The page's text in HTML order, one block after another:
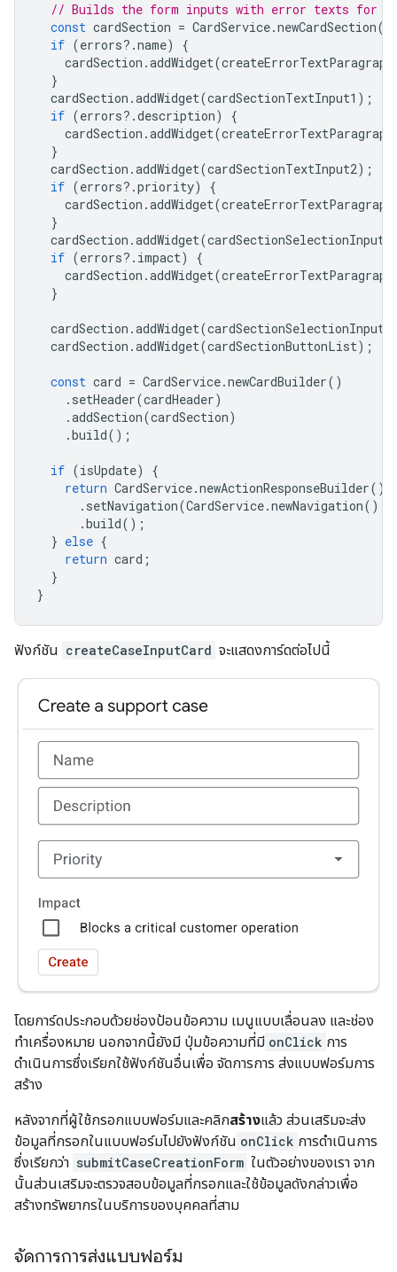
// Builds the form inputs with error texts for
const cardSection = CardService.newCardSection
if (errors? .name)
{
cardSection .addWidget(createErrorTextParagraph
}
cardSection .addWidget(cardSectionTextInput1 );
if (errors? .description)
{
cardSection .addWidget(createErrorTextParagraph
}
cardSection .addWidget(cardSectionTextInput2);
if (errors? .priority)
{
cardSection .addWidget(createErrorTextParagraph
}
cardSection .addWidget(cardSectionSelectionInput1
if (errors? . impact)
{
cardSection .addWidget(createErrorTextParagraph
}
cardSection .addWidget(cardSectionSelectionInput2
cardSection .addWidget(cardSectionButtonList);
const card = CardService.newCardBuilder()
. setHeader(cardHeader)
.addSection(cardSection)
.build();
if (isUpdate)
{
return CardService.newActionResponseBuilder()
. setNavigation(CardService.newNavigation().
.build();
} else {
return card ;
}
}
ฟังก์ชัน createCaseInputCard จะแสดงการ์ดต่อไปนี้
โดยการ์ดประกอบด้วยช่องป้อนข้อความ เมนูแบบเลื่อนลง และช่อง
ทำเครื่องหมาย นอกจากนี้ยังมี ปุ่มข้อความที่มี onClick การ
ดำเนินการซึ่งเรียกใช้ฟังก์ชันอื่นเพื่อ จัดการการ ส่งแบบฟอร์มการ
สร้าง
หลังจากที่ผู้ใช้กรอกแบบฟอร์มและคลิกสร้างแล้ว ส่วนเสริมจะส่ง
ข้อมูลที่กรอกในแบบฟอร์มไปยังฟังก์ชัน onClick การดำเนินการ
ซึ่งเรียกว่า submitCaseCreationForm ในตัวอย่างของเรา จาก
นั้นส่วนเสริมจะตรวจสอบข้อมูลที่กรอกและใช้ข้อมูลดังกล่าวเพื่อ
สร้างทรัพยากรในบริการของบุคคลที่สาม
จัดการการส่งแบบฟอร์ม